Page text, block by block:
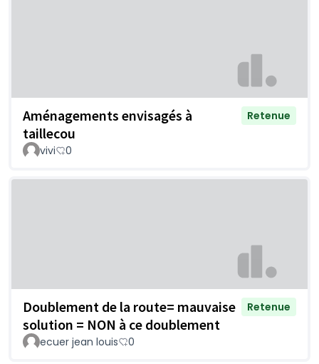
Aménagements envisagés à
taillecou
Retenue
vivi 0
Doublement de la route= mauvaise
solution = NON à ce doublement
Retenue
ecuer jean louis 0